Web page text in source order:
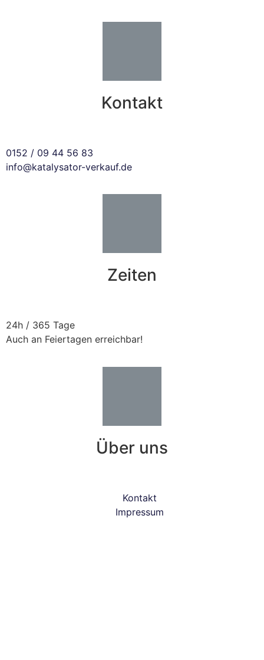
Kontakt
0152 / 09 44 56 83
info@katalysator-verkauf.de
Zeiten
24h / 365 Tage
Auch an Feiertagen erreichbar!
Über uns
Kontakt
Impressum